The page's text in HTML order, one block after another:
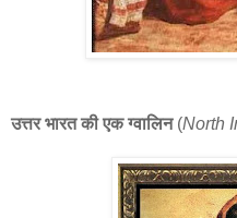
उत्तर भारत की एक ग्वालिन(North